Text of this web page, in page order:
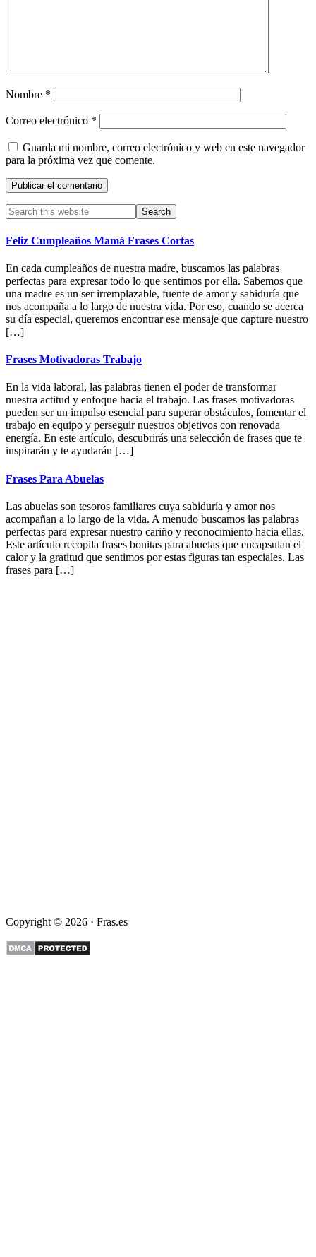
Nombre *
Correo electrónico *
Guarda mi nombre, correo electrónico y web en este navegador
para la próxima vez que comente.
Primary
Sidebar
Search
this
website
Feliz Cumpleaños Mamá Frases Cortas
En cada cumpleaños de nuestra madre, buscamos las palabras
perfectas para expresar todo lo que sentimos por ella. Sabemos que
una madre es un ser irremplazable, fuente de amor y sabiduría que
nos acompaña a lo largo de nuestra vida. Por eso, cuando se acerca
su día especial, queremos encontrar ese mensaje que capture nuestro
[…]
Frases Motivadoras Trabajo
En la vida laboral, las palabras tienen el poder de transformar
nuestra actitud y enfoque hacia el trabajo. Las frases motivadoras
pueden ser un impulso esencial para superar obstáculos, fomentar el
trabajo en equipo y perseguir nuestros objetivos con renovada
energía. En este artículo, descubrirás una selección de frases que te
inspirarán y te ayudarán […]
Frases Para Abuelas
Las abuelas son tesoros familiares cuya sabiduría y amor nos
acompañan a lo largo de la vida. A menudo buscamos las palabras
perfectas para expresar nuestro cariño y reconocimiento hacia ellas.
Este artículo recopila frases bonitas para abuelas que encapsulan el
calor y la gratitud que sentimos por estas figuras tan especiales. Las
frases para […]
Copyright © 2026 · Fras.es